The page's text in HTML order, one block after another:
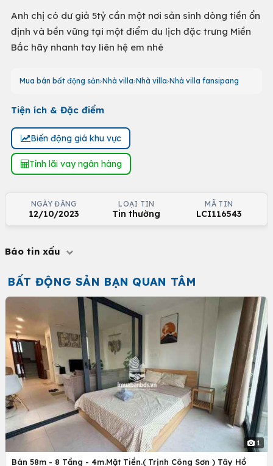
Anh chị có dư giả 5tỷ cần một nơi sản sinh dòng tiền ổn
định và bền vững tại một điểm du lịch đặc trưng Miền
Bắc hãy nhanh tay liên hệ em nhé
Mua bán bất động sản Nhà villa Nhà villa Nhà villa fansipang
Tiện ích & Đặc điểm
Biến động giá khu vực
Tính lãi vay ngân hàng
NGÀY ĐĂNG
12/10/2023
LOẠI TIN
Tin thường
MÃ TIN
LCI116543
Báo tin xấu
BẤT ĐỘNG SẢN BẠN QUAN TÂM
1
Bán 58m - 8 Tầng - 4m.Mặt Tiền.( Trịnh Công Sơn ) Tây Hồ